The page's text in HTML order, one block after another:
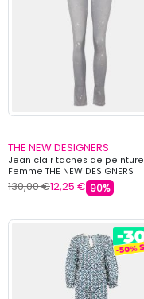
THE NEW DESIGNERS
Jean clair taches de peinture
Femme THE NEW DESIGNERS
130,00 €12,25 € 90%